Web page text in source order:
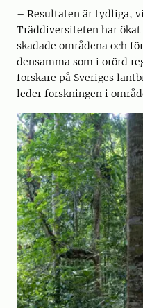
– Resultaten är tydliga,
Träddiversiteten har
skadade områdena och
densamma som i orörd
forskare på Sveriges
leder forskningen i